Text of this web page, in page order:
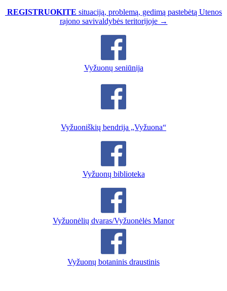
REGISTRUOKITE situaciją, problemą, gedimą pastebėtą Utenos
rajono savivaldybės teritorijoje →
Vyžuonų seniūnija
Vyžuoniškių bendrija „Vyžuona“
Vyžuonų biblioteka
Vyžuonėlių dvaras/Vyžuonėlės Manor
Vyžuonų botaninis draustinis